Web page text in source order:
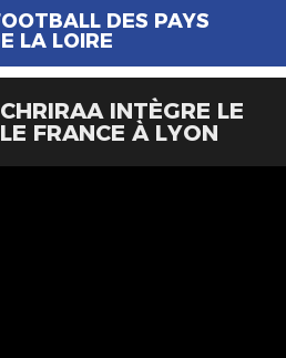
DES PAYS
LA LOIRE
INTÈGRE LE
FRANCE À LYON